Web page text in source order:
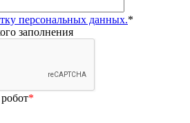
персональных данных.*
заполнения
*